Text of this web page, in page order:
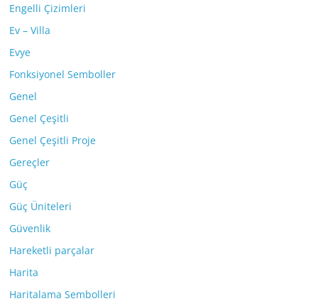
Engelli Çizimleri
Ev – Villa
Evye
Fonksiyonel Semboller
Genel
Genel Çeşitli
Genel Çeşitli Proje
Gereçler
Güç
Güç Üniteleri
Güvenlik
Hareketli parçalar
Harita
Haritalama Sembolleri